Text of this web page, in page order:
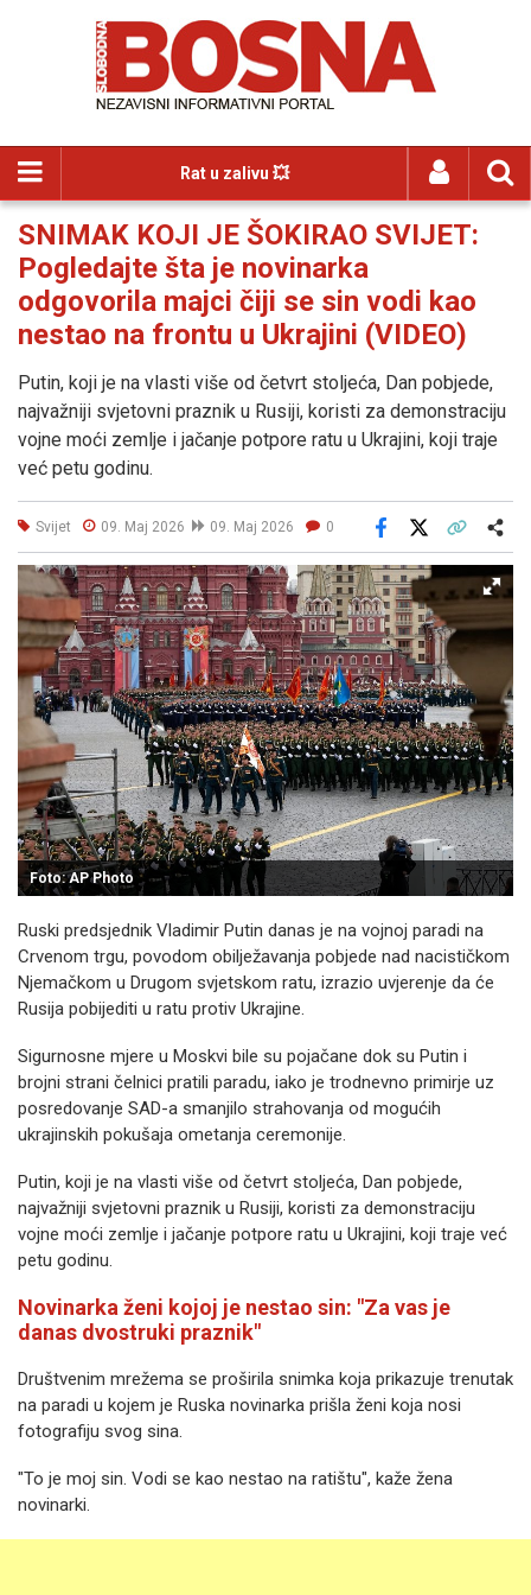
Rat u zalivu 💥
SNIMAK KOJI JE ŠOKIRAO SVIJET:
Pogledajte šta je novinarka
odgovorila majci čiji se sin vodi kao
nestao na frontu u Ukrajini (VIDEO)
Putin, koji je na vlasti više od četvrt stoljeća, Dan pobjede,
najvažniji svjetovni praznik u Rusiji, koristi za demonstraciju
vojne moći zemlje i jačanje potpore ratu u Ukrajini, koji traje
već petu godinu.
Svijet 09. Maj 2026 09. Maj 2026 0
Facebook
Foto: AP Photo
Ruski predsjednik Vladimir Putin danas je na vojnoj paradi na
Crvenom trgu, povodom obilježavanja pobjede nad nacističkom
Njemačkom u Drugom svjetskom ratu, izrazio uvjerenje da će
Rusija pobijediti u ratu protiv Ukrajine.
Sigurnosne mjere u Moskvi bile su pojačane dok su Putin i
brojni strani čelnici pratili paradu, iako je trodnevno primirje uz
posredovanje SAD-a smanjilo strahovanja od mogućih
ukrajinskih pokušaja ometanja ceremonije.
Putin, koji je na vlasti više od četvrt stoljeća, Dan pobjede,
najvažniji svjetovni praznik u Rusiji, koristi za demonstraciju
vojne moći zemlje i jačanje potpore ratu u Ukrajini, koji traje već
petu godinu.
Novinarka ženi kojoj je nestao sin: "Za vas je
danas dvostruki praznik"
Društvenim mrežema se proširila snimka koja prikazuje trenutak
na paradi u kojem je Ruska novinarka prišla ženi koja nosi
fotografiju svog sina.
"To je moj sin. Vodi se kao nestao na ratištu", kaže žena
novinarki.